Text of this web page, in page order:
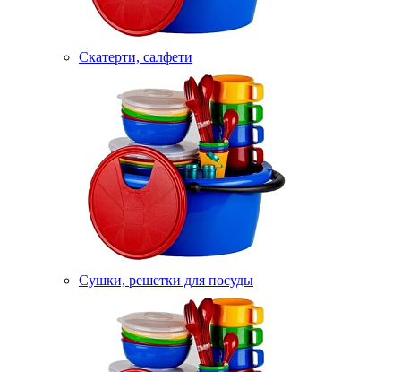
Скатерти, салфети
Сушки, решетки для посуды